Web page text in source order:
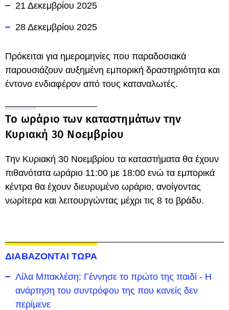
21 Δεκεμβρίου 2025
28 Δεκεμβρίου 2025
Πρόκειται για ημερομηνίες που παραδοσιακά
παρουσιάζουν αυξημένη εμπορική δραστηριότητα και
έντονο ενδιαφέρον από τους καταναλωτές.
Το ωράριο των καταστημάτων την
Κυριακή 30 Νοεμβρίου
Την Κυριακή 30 Νοεμβρίου τα καταστήματα θα έχουν
πιθανότατα ωράριο 11:00 με 18:00 ενώ τα εμπορικά
κέντρα θα έχουν διευρυμένο ωράριο, ανοίγοντας
νωρίτερα και λειτουργώντας μέχρι τις 8 το βράδυ.
ΔΙΑΒΑΖΟΝΤΑΙ ΤΩΡΑ
Λίλα Μπακλέση: Γέννησε το πρώτο της παιδί - Η
ανάρτηση του συντρόφου της που κανείς δεν
περίμενε